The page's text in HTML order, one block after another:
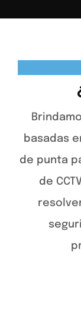
basadas
de punta
de